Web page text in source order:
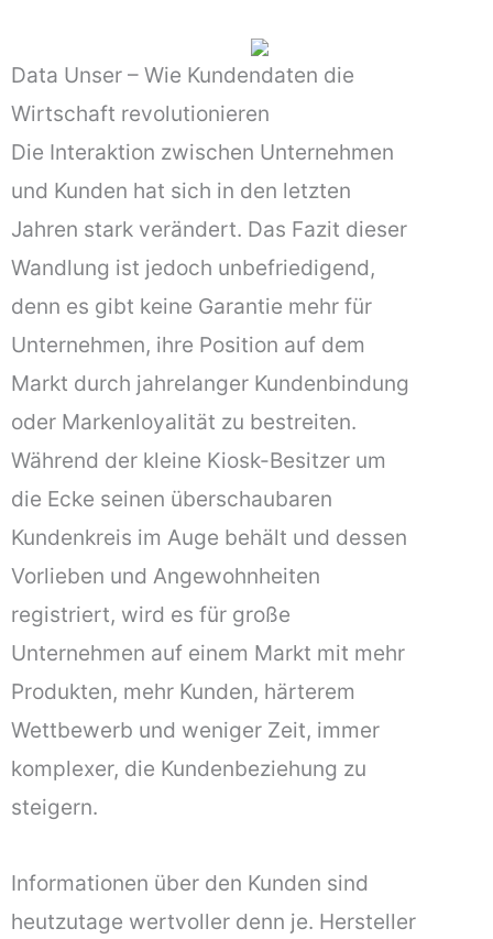
Data Unser – Wie Kundendaten die
Wirtschaft revolutionieren
Die Interaktion zwischen Unternehmen
und Kunden hat sich in den letzten
Jahren stark verändert. Das Fazit dieser
Wandlung ist jedoch unbefriedigend,
denn es gibt keine Garantie mehr für
Unternehmen, ihre Position auf dem
Markt durch jahrelanger Kundenbindung
oder Markenloyalität zu bestreiten.
Während der kleine Kiosk-Besitzer um
die Ecke seinen überschaubaren
Kundenkreis im Auge behält und dessen
Vorlieben und Angewohnheiten
registriert, wird es für große
Unternehmen auf einem Markt mit mehr
Produkten, mehr Kunden, härterem
Wettbewerb und weniger Zeit, immer
komplexer, die Kundenbeziehung zu
steigern.
Informationen über den Kunden sind
heutzutage wertvoller denn je. Hersteller